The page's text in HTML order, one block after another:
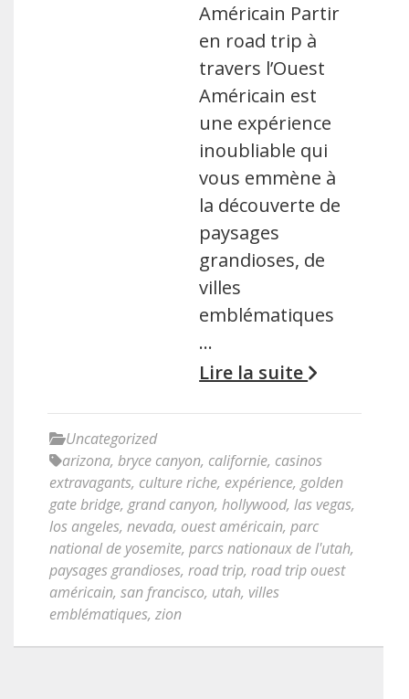
Américain Partir
en road trip à
travers l’Ouest
Américain est
une expérience
inoubliable qui
vous emmène à
la découverte de
paysages
grandioses, de
villes
emblématiques
…
Lire la suite
Uncategorized
arizona, bryce canyon, californie, casinos
extravagants, culture riche, expérience, golden
gate bridge, grand canyon, hollywood, las vegas,
los angeles, nevada, ouest américain, parc
national de yosemite, parcs nationaux de l'utah,
paysages grandioses, road trip, road trip ouest
américain, san francisco, utah, villes
emblématiques, zion